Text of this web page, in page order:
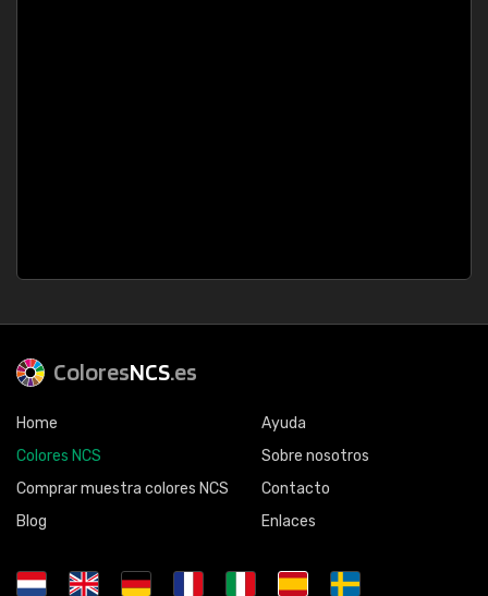
ColoresNCS.es
Home
Colores NCS
Comprar muestra colores NCS
Blog
Ayuda
Sobre nosotros
Contacto
Enlaces